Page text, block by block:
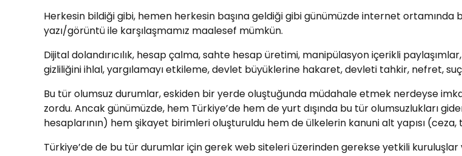
Herkesin bildiği gibi, hemen herkesin başına geldiği gibi günümüzde internet ortamında
yazı/görüntü ile karşılaşmamız maalesef mümkün.
Dijital dolandırıcılık, hesap çalma, sahte hesap üretimi, manipülasyon içerikli
gizliliğini ihlal, yargılamayı etkileme, devlet büyüklerine hakaret, devleti tahkir, nefret,
Bu tür olumsuz durumlar, eskiden bir yerde oluştuğunda müdahale etmek nerdeyse
zordu. Ancak günümüzde, hem Türkiye’de hem de yurt dışında bu tür olumsuzlukları
hesaplarının) hem şikayet birimleri oluşturuldu hem de ülkelerin kanuni alt yapısı
Türkiye’de de bu tür durumlar için gerek web siteleri üzerinden gerekse yetkili